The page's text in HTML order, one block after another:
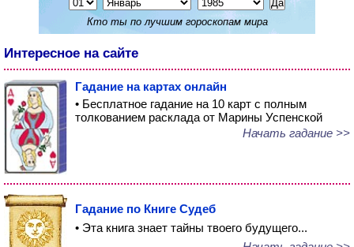
Кто ты по лучшим гороскопам мира
Интересное на сайте
Гадание на картах онлайн
• Бесплатное гадание на 10 карт с полным
толкованием расклада от Марины Успенской
Начать гадание >>
Гадание по Книге Судеб
• Эта книга знает тайны твоего будущего...